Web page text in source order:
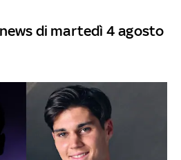
di martedì 4 agosto